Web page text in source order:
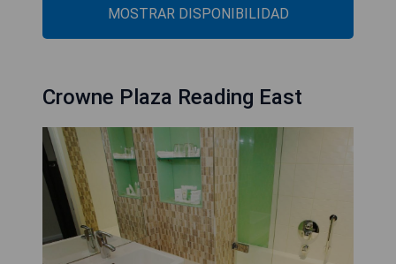
MOSTRAR DISPONIBILIDAD
Crowne Plaza Reading East